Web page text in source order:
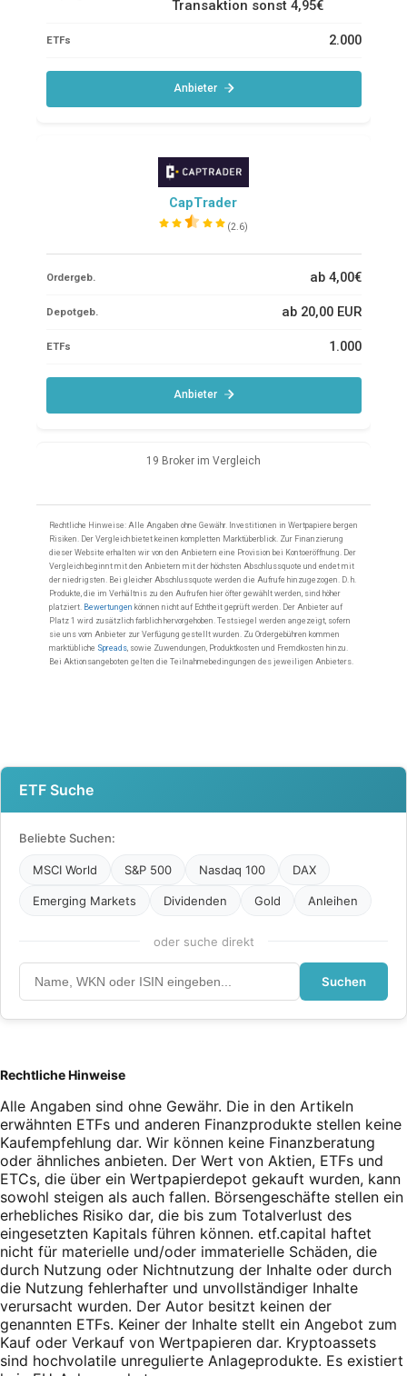
ETF Suche
Beliebte Suchen:
MSCI World S&P 500 Nasdaq 100 DAX
Emerging Markets Dividenden Gold Anleihen
oder suche direkt
Suchen
Rechtliche Hinweise
Alle Angaben sind ohne Gewähr. Die in den Artikeln
erwähnten ETFs und anderen Finanzprodukte stellen keine
Kaufempfehlung dar. Wir können keine Finanzberatung
oder ähnliches anbieten. Der Wert von Aktien, ETFs und
ETCs, die über ein Wertpapierdepot gekauft wurden, kann
sowohl steigen als auch fallen. Börsengeschäfte stellen ein
erhebliches Risiko dar, die bis zum Totalverlust des
eingesetzten Kapitals führen können. etf.capital haftet
nicht für materielle und/oder immaterielle Schäden, die
durch Nutzung oder Nichtnutzung der Inhalte oder durch
die Nutzung fehlerhafter und unvollständiger Inhalte
verursacht wurden. Der Autor besitzt keinen der
genannten ETFs. Keiner der Inhalte stellt ein Angebot zum
Kauf oder Verkauf von Wertpapieren dar. Kryptoassets
sind hochvolatile unregulierte Anlageprodukte. Es existiert